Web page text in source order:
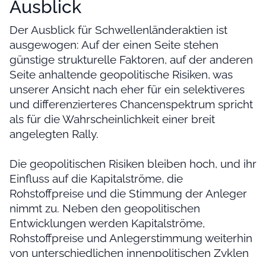
Ausblick
Der Ausblick für Schwellenländeraktien ist
ausgewogen: Auf der einen Seite stehen
günstige strukturelle Faktoren, auf der anderen
Seite anhaltende geopolitische Risiken, was
unserer Ansicht nach eher für ein selektiveres
und differenzierteres Chancenspektrum spricht
als für die Wahrscheinlichkeit einer breit
angelegten Rally.
Die geopolitischen Risiken bleiben hoch, und ihr
Einfluss auf die Kapitalströme, die
Rohstoffpreise und die Stimmung der Anleger
nimmt zu. Neben den geopolitischen
Entwicklungen werden Kapitalströme,
Rohstoffpreise und Anlegerstimmung weiterhin
von unterschiedlichen innenpolitischen Zyklen